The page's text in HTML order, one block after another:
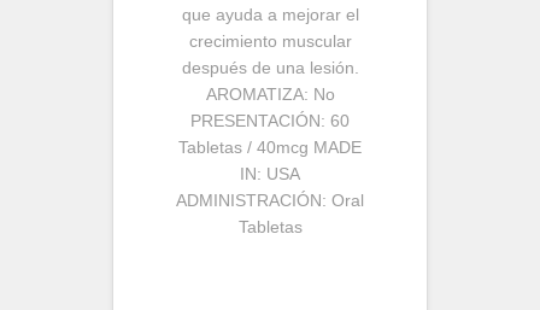
que ayuda a mejorar el
crecimiento muscular
después de una lesión.
AROMATIZA: No
PRESENTACIÓN: 60
Tabletas / 40mcg MADE
IN: USA
ADMINISTRACIÓN: Oral
Tabletas